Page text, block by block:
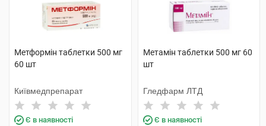
Метформін таблетки 500 мг
60 шт
Київмедпрепарат
Є в наявності
Метамін таблетки 500 мг 60
шт
Гледфарм ЛТД
Є в наявності